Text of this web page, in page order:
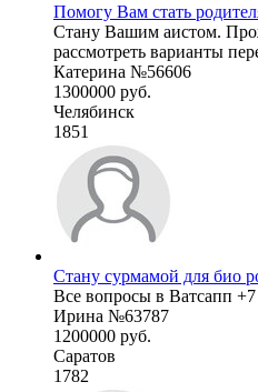
Помогу Вам стать
Стану Вашим аистом.
рассмотреть варианты
Катерина №56606
1300000 руб.
Челябинск
1851
Стану сурмамой для био
Все вопросы в Ватсапп ‪+7
Ирина №63787
1200000 руб.
Саратов
1782